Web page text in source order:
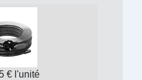
€ l'unité